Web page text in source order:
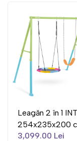
Leagăn 2 în 1
254x235x200
3,099.00 Lei